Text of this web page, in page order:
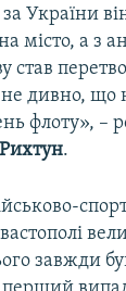
України
місто, а з
став
дивно, що
флоту», –
.
завжди